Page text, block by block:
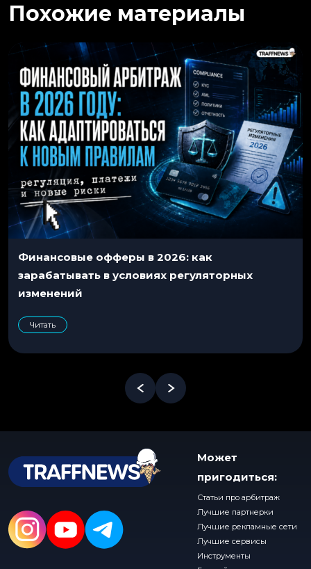
Похожие материалы
Финансовые офферы в 2026: как
зарабатывать в условиях регуляторных
изменений
Читать
Может
пригодиться:
Статьи про арбитраж
Лучшие партнерки
Лучшие рекламные сети
Лучшие сервисы
Инструменты